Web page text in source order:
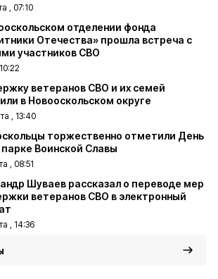
, 07:10
отделении фонда
Отечества» прошла встреча с
участников СВО
ветеранов СВО и их семей
в Новооскольском округе
, 13:40
торжественно отметили День
Воинской Славы
, 08:51
Шуваев рассказал о переводе мер
ветеранов СВО в электронный
, 14:36